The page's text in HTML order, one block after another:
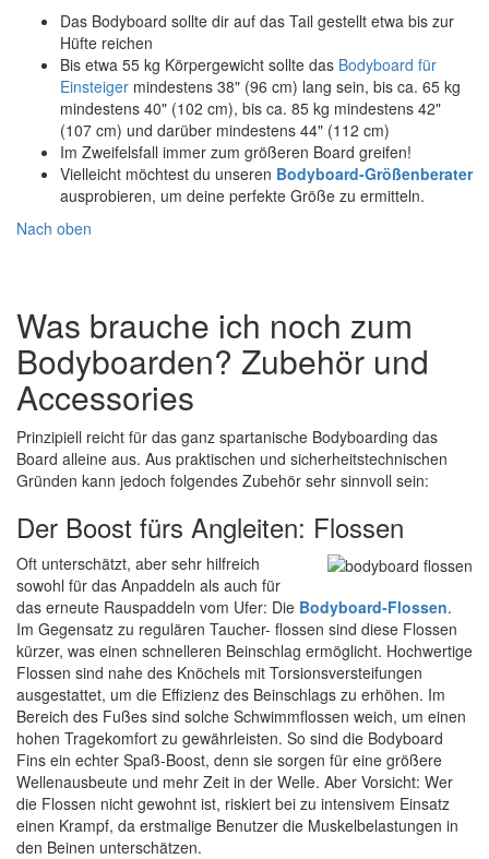
Das Bodyboard sollte dir auf das Tail gestellt etwa bis zur
Hüfte reichen
Bis etwa 55 kg Körpergewicht sollte das Bodyboard für
Einsteiger mindestens 38" (96 cm) lang sein, bis ca. 65 kg
mindestens 40" (102 cm), bis ca. 85 kg mindestens 42"
(107 cm) und darüber mindestens 44" (112 cm)
Im Zweifelsfall immer zum größeren Board greifen!
Vielleicht möchtest du unseren Bodyboard-Größenberater
ausprobieren, um deine perfekte Größe zu ermitteln.
Nach oben
Was brauche ich noch zum
Bodyboarden? Zubehör und
Accessories
Prinzipiell reicht für das ganz spartanische Bodyboarding das
Board alleine aus. Aus praktischen und sicherheitstechnischen
Gründen kann jedoch folgendes Zubehör sehr sinnvoll sein:
Der Boost fürs Angleiten: Flossen
Oft unterschätzt, aber sehr hilfreich
sowohl für das Anpaddeln als auch für
das erneute Rauspaddeln vom Ufer: Die Bodyboard-Flossen.
Im Gegensatz zu regulären Taucher- flossen sind diese Flossen
kürzer, was einen schnelleren Beinschlag ermöglicht. Hochwertige
Flossen sind nahe des Knöchels mit Torsionsversteifungen
ausgestattet, um die Effizienz des Beinschlags zu erhöhen. Im
Bereich des Fußes sind solche Schwimmflossen weich, um einen
hohen Tragekomfort zu gewährleisten. So sind die Bodyboard
Fins ein echter Spaß-Boost, denn sie sorgen für eine größere
Wellenausbeute und mehr Zeit in der Welle. Aber Vorsicht: Wer
die Flossen nicht gewohnt ist, riskiert bei zu intensivem Einsatz
einen Krampf, da erstmalige Benutzer die Muskelbelastungen in
den Beinen unterschätzen.